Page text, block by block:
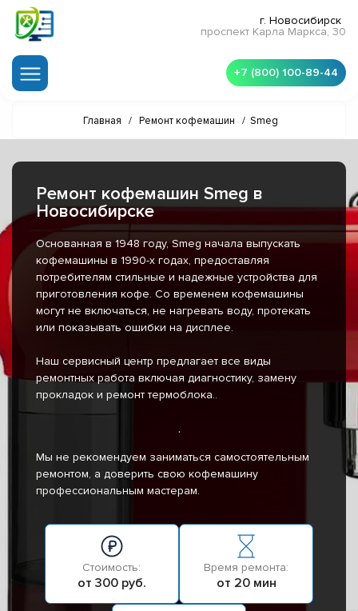
г. Новосибирск
проспект Карла Маркса, 30
+7 (800) 100-89-44
Главная / Ремонт кофемашин / Smeg
Ремонт кофемашин Smeg в
Новосибирске
Основанная в 1948 году, Smeg начала выпускать
кофемашины в 1990-х годах, предоставляя
потребителям стильные и надежные устройства для
приготовления кофе. Со временем кофемашины
могут не включаться, не нагревать воду, протекать
или показывать ошибки на дисплее.
Наш сервисный центр предлагает все виды
ремонтных работа включая диагностику, замену
прокладок и ремонт термоблока..
.
Мы не рекомендуем заниматься самостоятельным
ремонтом, а доверить свою кофемашину
профессиональным мастерам.
Стоимость:
от 300 руб.
Время ремонта:
от 20 мин